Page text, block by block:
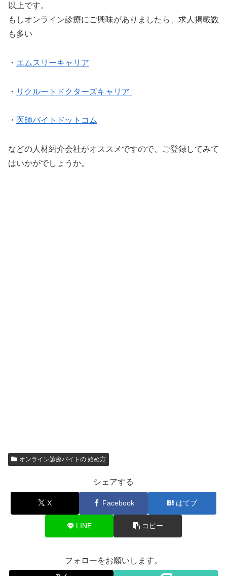
以上です。
もしオンライン診療にご興味がありましたら、求人掲載数
も多い
・ エムスリーキャリア
・ リクルートドクターズキャリア
・ 医師バイトドットコム
などの人材紹介会社がオススメですので、ご登録してみて
はいかがでしょうか。
オンライン診療バイトの 始め方
シェアする
X Facebook はてブ
LINE コピー
フォローをお願いします。